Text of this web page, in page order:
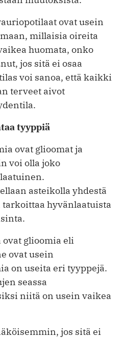
ovat usein
millaisia oireita
huomata, onko
jos sitä ei osaa
voi sanoa, että kaikki
terveet aivot
tyyppiä
ovat glioomat ja
voi olla joko
asteikolla yhdestä
hyvänlaatuista
glioomia eli
ovat usein
on useita eri tyyppejä.
seassa
niitä on usein vaikea
jos sitä ei